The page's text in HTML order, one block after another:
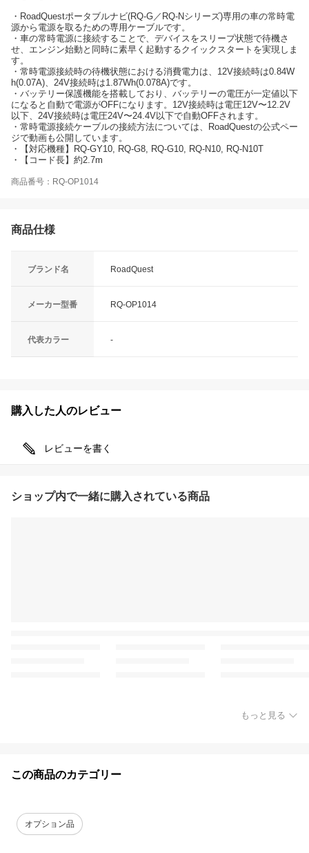
・RoadQuestポータブルナビ(RQ-G／RQ-Nシリーズ)専用の車の常時電
源から電源を取るための専用ケーブルです。
・車の常時電源に接続することで、デバイスをスリープ状態で待機さ
せ、エンジン始動と同時に素早く起動するクイックスタートを実現しま
す。
・常時電源接続時の待機状態における消費電力は、12V接続時は0.84W
h(0.07A)、24V接続時は1.87Wh(0.078A)です。
・バッテリー保護機能を搭載しており、バッテリーの電圧が一定値以下
になると自動で電源がOFFになります。12V接続時は電圧12V〜12.2V
以下、24V接続時は電圧24V〜24.4V以下で自動OFFされます。
・常時電源接続ケーブルの接続方法については、RoadQuestの公式ペー
ジで動画も公開しています。
・【対応機種】RQ-GY10, RQ-G8, RQ-G10, RQ-N10, RQ-N10T
・【コード長】約2.7m
商品番号：RQ-OP1014
商品仕様
ブランド名 RoadQuest
メーカー型番 RQ-OP1014
代表カラー -
購入した人のレビュー
レビューを書く
ショップ内で一緒に購入されている商品
もっと見る
この商品のカテゴリー
オプション品